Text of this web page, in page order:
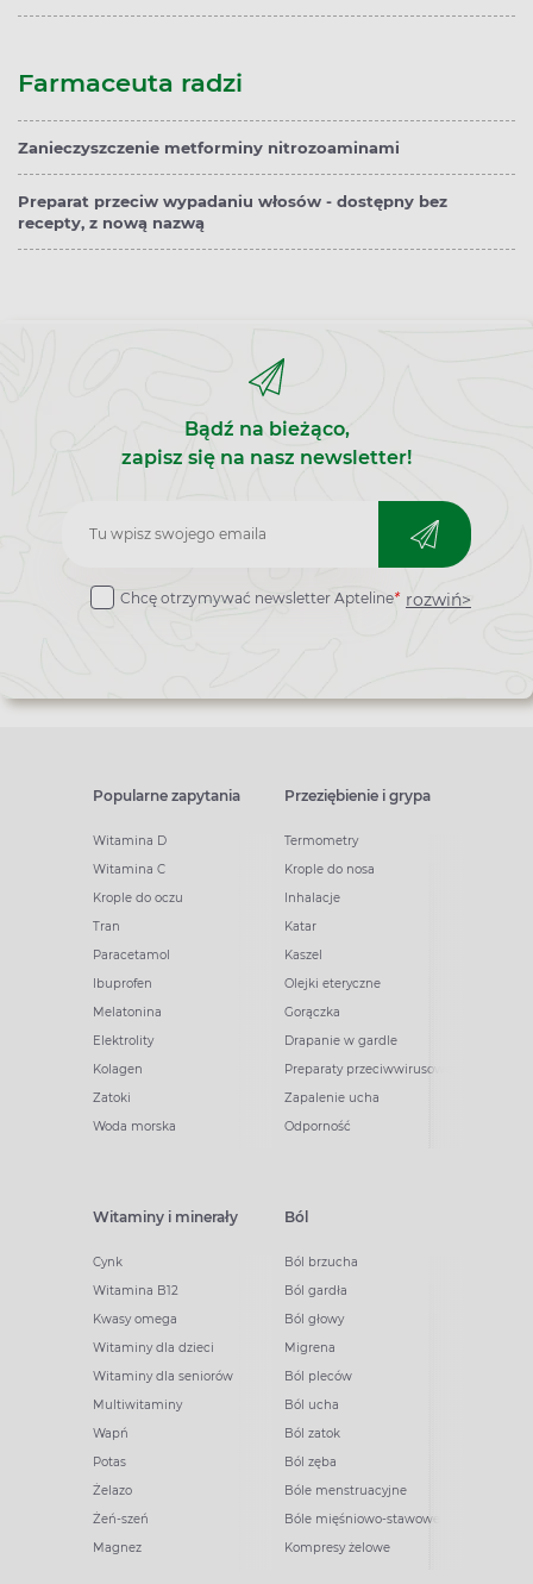
Farmaceuta radzi
Zanieczyszczenie metforminy nitrozoaminami
Preparat przeciw wypadaniu włosów - dostępny bez
recepty, z nową nazwą
Bądź na bieżąco,
zapisz się na nasz newsletter!
Zapisz
Chcę otrzymywać newsletter Apteline* rozwiń>
Popularne zapytania
Witamina D
Witamina C
Krople do oczu
Tran
Paracetamol
Ibuprofen
Melatonina
Elektrolity
Kolagen
Zatoki
Woda morska
Przeziębienie i grypa
Termometry
Krople do nosa
Inhalacje
Katar
Kaszel
Olejki eteryczne
Gorączka
Drapanie w gardle
Preparaty przeciwwirusowe
Zapalenie ucha
Odporność
Witaminy i minerały
Cynk
Witamina B12
Kwasy omega
Witaminy dla dzieci
Witaminy dla seniorów
Multiwitaminy
Wapń
Potas
Żelazo
Żeń-szeń
Magnez
Ból
Ból brzucha
Ból gardła
Ból głowy
Migrena
Ból pleców
Ból ucha
Ból zatok
Ból zęba
Bóle menstruacyjne
Bóle mięśniowo-stawowe
Kompresy żelowe